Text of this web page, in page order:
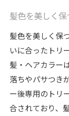
髪色を美しく
髪色を美しく保
いに合ったトリ
髪・ヘアカラー
落ちやパサつき
ー後専用のトリ
合されており、